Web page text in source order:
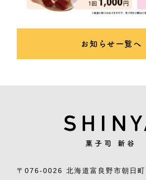
お知らせ一覧へ
〒076-0026 北海道富良野市朝日